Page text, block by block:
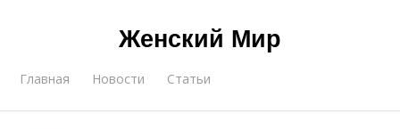
Женский Мир
Главная Новости Статьи